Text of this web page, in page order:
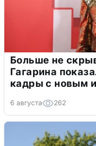
Больше не
Гагарина
кадры с новым
6 августа 262